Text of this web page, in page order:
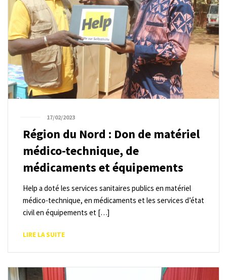
17/02/2023
Région du Nord : Don de matériel
médico-technique, de
médicaments et équipements
Help a doté les services sanitaires publics en matériel
médico-technique, en médicaments et les services d’état
civil en équipements et […]
LIRE LA SUITE